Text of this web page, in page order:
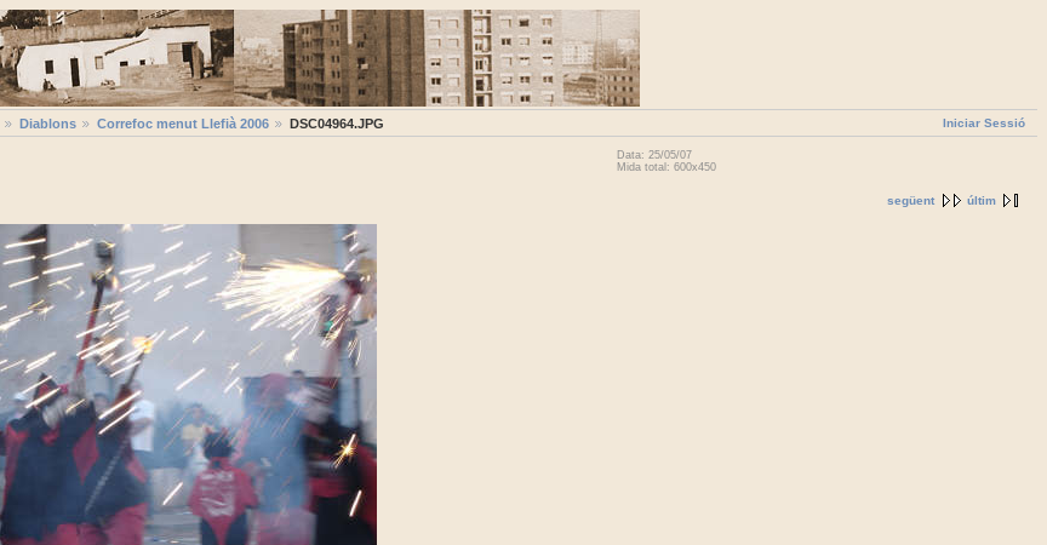
Iniciar Sessió
Diablons Correfoc menut Llefià 2006 DSC04964.JPG
Data: 25/05/07
Mida total: 600x450
següent últim